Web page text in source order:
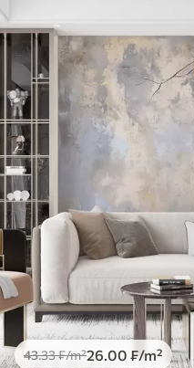
43.33₣/m²26 .00 ₣/m²